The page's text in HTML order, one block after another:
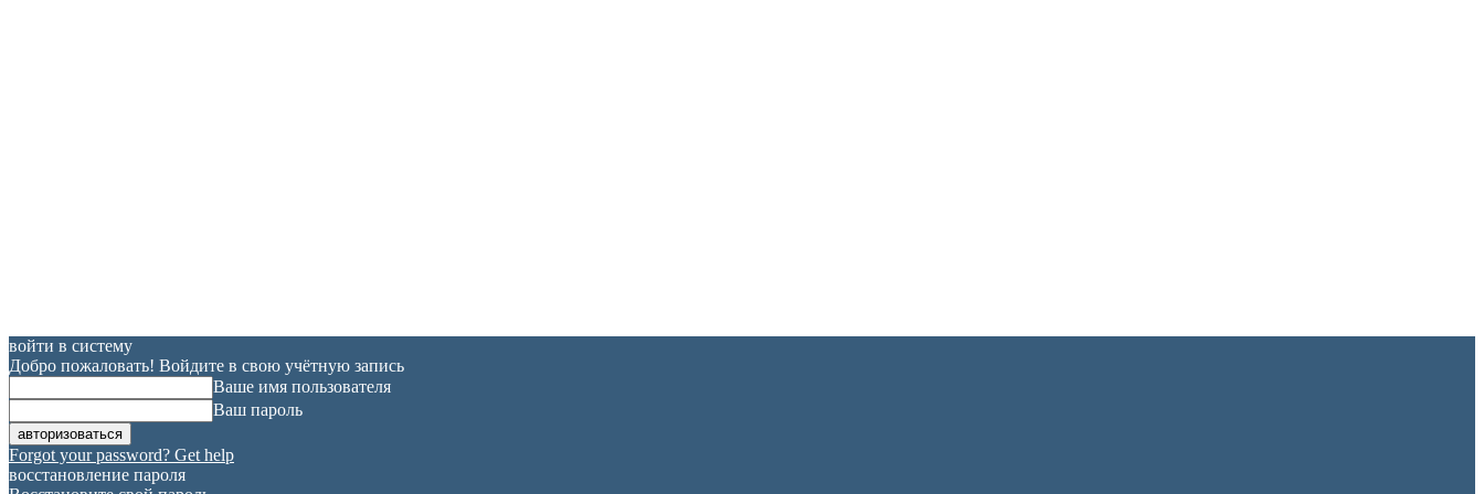
войти в систему
Добро пожаловать! Войдите в свою учётную запись
Ваше имя пользователя
Ваш пароль
Forgot your password? Get help
восстановление пароля